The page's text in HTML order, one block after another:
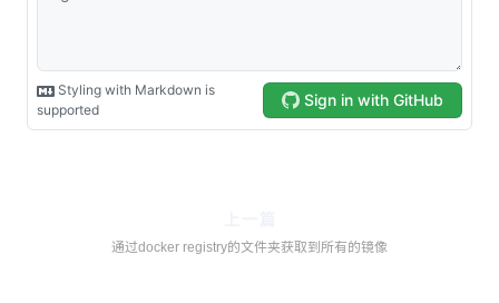
通过docker registry的文件夹获取到所有的镜像